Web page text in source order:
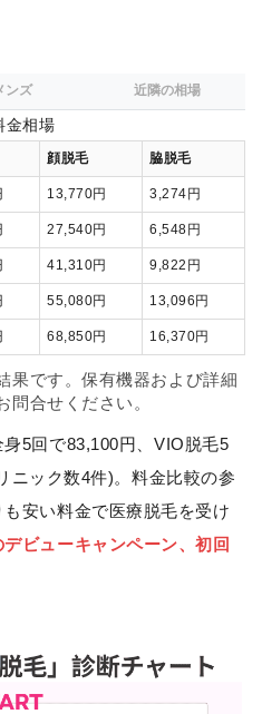
ンズ 近隣の相場
金相場
顔脱毛 脇脱毛
13,770円 3,274円
27,540円 6,548円
41,310円 9,822円
55,080円 13,096円
68,850円 16,370円
果です。保有機器および詳細
問合せください。
5回で83,100円、VIO脱毛5
ニック数4件)。料金比較の参
安い料金で医療脱毛を受け
ビューキャンペーン、初回